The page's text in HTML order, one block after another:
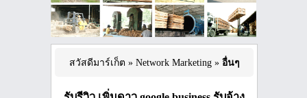
สวัสดีมาร์เก็ต » Network Marketing» อื่นๆ